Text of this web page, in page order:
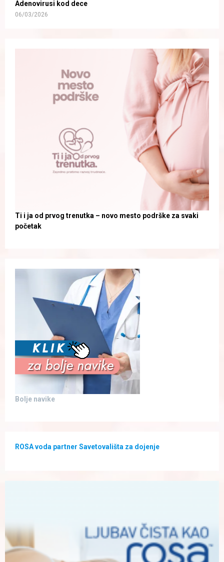
Adenovirusi kod dece
06/03/2026
Ti i ja od prvog trenutka – novo mesto podrške za svaki
početak
Bolje navike
ROSA voda partner Savetovališta za dojenje